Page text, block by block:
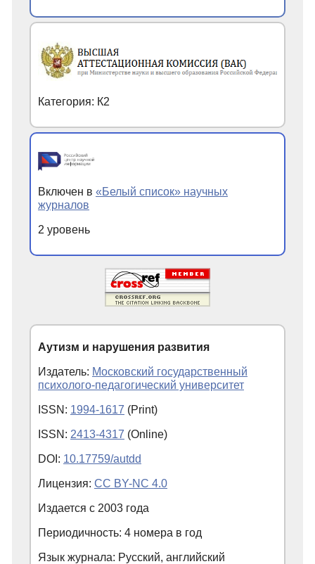
Категория: К2
Включен в «Белый список» научных
журналов
2 уровень
Аутизм и нарушения развития
Издатель: Московский государственный
психолого-педагогический университет
ISSN: 1994-1617 (Print)
ISSN: 2413-4317 (Online)
DOI: 10.17759/autdd
Лицензия: CC BY-NC 4.0
Издается с 2003 года
Периодичность: 4 номера в год
Язык журнала: Русский, английский